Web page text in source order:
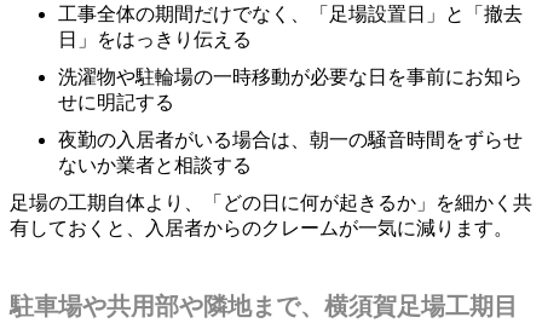
工事全体の期間だけでなく、「足場設置日」と「撤去
日」をはっきり伝える
洗濯物や駐輪場の一時移動が必要な日を事前にお知ら
せに明記する
夜勤の入居者がいる場合は、朝一の騒音時間をずらせ
ないか業者と相談する
足場の工期自体より、「どの日に何が起きるか」を細かく共
有しておくと、入居者からのクレームが一気に減ります。
駐車場や共用部や隣地まで、横須賀足場工期目